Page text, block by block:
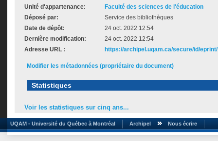
Unité d'appartenance:
Faculté des sciences de l'éducation
Déposé par:
Service des bibliothèques
Date de dépôt:
24 oct. 2022 12:54
Dernière modification:
24 oct. 2022 12:54
Adresse URL :
https://archipel.uqam.ca/secure/id/
Modifier les métadonnées (propriétaire du document)
Statistiques
Voir les statistiques sur cinq ans...
UQAM - Université du Québec à Montréal Archipel Nous écrire